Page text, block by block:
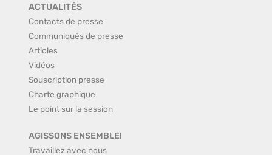
ACTUALITÉS
Contacts de presse
Communiqués de presse
Articles
Vidéos
Souscription presse
Charte graphique
Le point sur la session
AGISSONS ENSEMBLE!
Travaillez avec nous